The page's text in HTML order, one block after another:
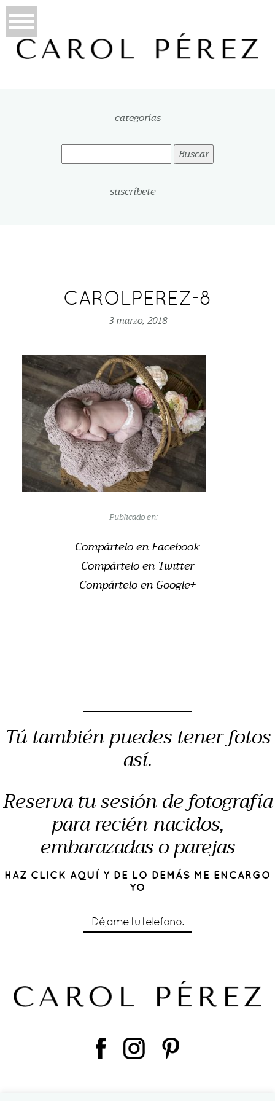
categorías
Buscar:
suscríbete
CAROLPEREZ-8
3 marzo, 2018
Publicado en:
Compártelo en Facebook
Compártelo en Twitter
Compártelo en Google+
Tú también puedes tener fotos
así.
Reserva tu sesión de fotografía
para recién nacidos,
embarazadas o parejas
HAZ CLICK AQUÍ Y DE LO DEMÁS ME ENCARGO
YO
Déjame tu telefono.